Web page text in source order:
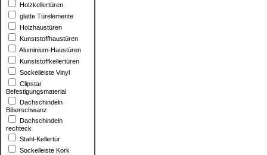
Holzkellertüren
glatte Türelemente
Holzhaustüren
Kunststoffhaustüren
Aluminium-Haustüren
Kunststoffkellertüren
Sockelleiste Vinyl
Clipstar
Befestigungsmaterial
Dachschindeln
Biberschwanz
Dachschindeln
rechteck
Stahl-Kellertür
Sockelleiste Kork